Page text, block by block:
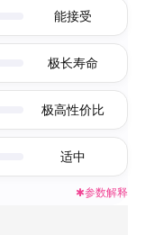
能接受
极长寿命
极高性价比
适中
✱参数解释